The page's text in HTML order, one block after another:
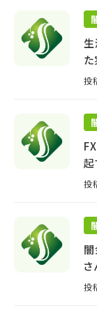
投
起
投
闇
投